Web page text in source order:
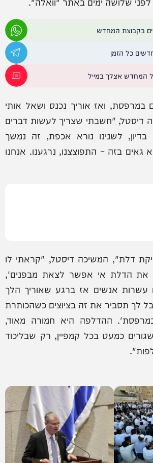
בקבוצת המחדש
כל הזמן
המחדש אצלך במייל
במרפסת, ואז אוריך נכנס ושאל אותי
דיסטל, "חשבתי שצריך לעשות דברים
לשנינו נורא אכפת, זה נמשך
גאים בזה – התפוצצנו, נרגענו. אנחנו
דלת", המשיכה דיסטל, "קראתי לו
את הדלת אי אפשר לצאת מבפנים',
עשרות אנשים אז ברגע שאוריך הלך
לך תסביר את זה בציוצים כשהכותרת
ההדלפה היא חמורה מאוד,
כמעט בכל קמפיין, רק שבליכוד